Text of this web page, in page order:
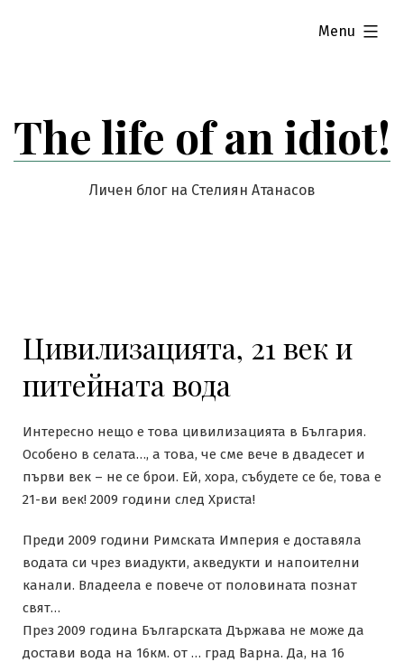
The life of an idiot!
Личен блог на Стелиян Атанасов
Menu
expanded
Цивилизацията, 21 век и
питейната вода
Интересно нещо е това цивилизацията в България.
Особено в селата…, а това, че сме вече в двадесет и
първи век – не се брои. Ей, хора, събудете се бе, това е
21-ви век! 2009 години след Христа!
Преди 2009 години Римската Империя е доставяла
водата си чрез виадукти, акведукти и напоителни
канали. Владеела е повече от половината познат
свят…
През 2009 година Българската Държава не може да
достави вода на 16км. от … град Варна. Да, на 16